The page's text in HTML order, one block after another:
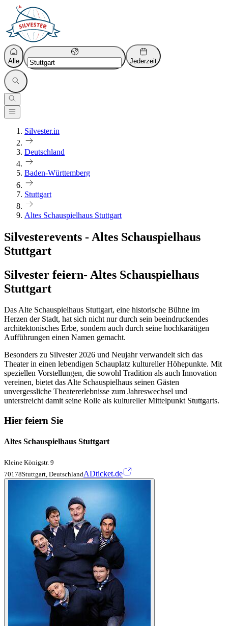
Alle Jederzeit
Silvester.in
Deutschland
Baden-Württemberg
Stuttgart
Altes Schauspielhaus Stuttgart
Silvesterevents - Altes Schauspielhaus
Stuttgart
Silvester feiern- Altes Schauspielhaus
Stuttgart
Das Alte Schauspielhaus Stuttgart, eine historische Bühne im
Herzen der Stadt, hat sich nicht nur durch sein beeindruckendes
architektonisches Erbe, sondern auch durch seine hochkarätigen
Aufführungen einen Namen gemacht.
Besonders zu Silvester 2026 und Neujahr verwandelt sich das
Theater in einen lebendigen Schauplatz kultureller Höhepunkte. Mit
speziellen Vorstellungen, die sowohl Tradition als auch Innovation
vereinen, bietet das Alte Schauspielhaus seinen Gästen
unvergessliche Theatererlebnisse zum Jahreswechsel und
unterstreicht damit seine Rolle als kultureller Mittelpunkt Stuttgarts.
Hier feiern Sie
Altes Schauspielhaus Stuttgart
Kleine Königstr. 9
70178Stuttgart, DeutschlandADticket.de